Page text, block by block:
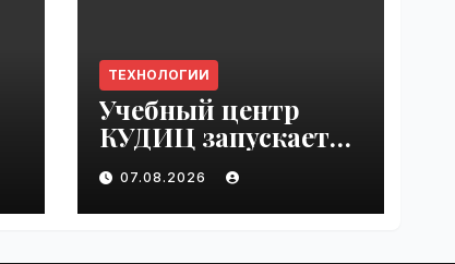
ТЕХНОЛОГИИ
Учебный центр
КУДИЦ запускает
авторизованный
курс по
администрировани
07.08.2026